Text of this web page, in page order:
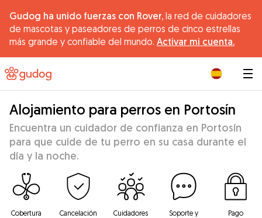
Gudog ha unido fuerzas con Rover, la red de cuidadores
de mascotas y paseadores de perros de cinco estrellas
más grande y confiable del mundo. Activar mi cuenta.
Alojamiento para perros en Portosín
Encuentra un cuidador de confianza en Portosín
para que cuide de tu perro en su casa durante el
día y la noche.
Cobertura
Cancelación
Cuidadores
Soporte y
Pago